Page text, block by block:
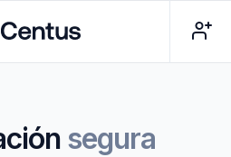
segura